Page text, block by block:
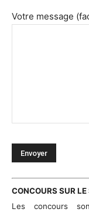
Votre message
CONCOURS SUR LE
Les concours